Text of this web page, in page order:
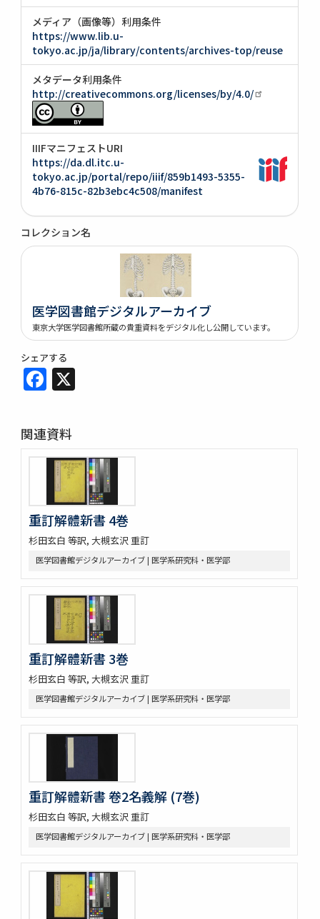
メディア（画像等）利用条件
https://www.lib.u-
tokyo.ac.jp/ja/library/contents/archives-top/reuse
メタデータ利用条件
http://creativecommons.org/licenses/by/4.0/
IIIFマニフェストURI
https://da.dl.itc.u-
tokyo.ac.jp/portal/repo/iiif/859b1493-5355-
4b76-815c-82b3ebc4c508/manifest
コレクション名
医学図書館デジタルアーカイブ
東京大学医学図書館所蔵の貴重資料をデジタル化し公開しています。
シェアする
Facebook
関連資料
重訂解體新書 4巻
杉田玄白 等訳, 大槻玄沢 重訂
医学図書館デジタルアーカイブ | 医学系研究科・医学部
重訂解體新書 3巻
杉田玄白 等訳, 大槻玄沢 重訂
医学図書館デジタルアーカイブ | 医学系研究科・医学部
重訂解體新書 卷2名義解 (7巻)
杉田玄白 等訳, 大槻玄沢 重訂
医学図書館デジタルアーカイブ | 医学系研究科・医学部